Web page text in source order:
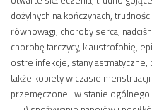
dożylnych na kończynach,
równowagi, choroby serca,
chorobę tarczycy, klaustrofobię,
ostre infekcje, stany astmatyczne,
także kobiety w czasie
przemęczone i w stanie ogólnego